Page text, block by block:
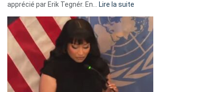
apprécié par Erik Tegnér. En… Lire la suite
Erik
Tegnér
exulte
:
« Zemmour
a
tout